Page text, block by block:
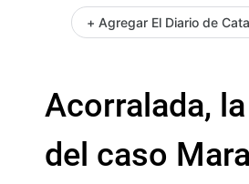
+ Agregar El Diario de
Acorralada,
del caso